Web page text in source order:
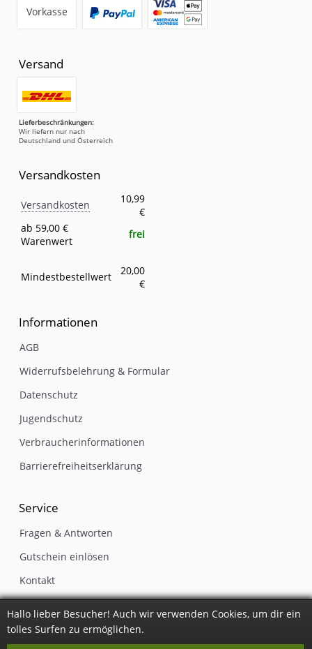
Vorkasse
Versand
Lieferbeschränkungen:
Wir liefern nur nach
Deutschland und Österreich
Versandkosten
Eigenschaft
Versandkosten
10,99
€
ab 59,00 €
Warenwert
frei
Mindestbestellwert
20,00
€
Informationen
AGB
Widerrufsbelehrung & Formular
Datenschutz
Jugendschutz
Verbraucherinformationen
Barrierefreiheitserklärung
Service
Fragen & Antworten
Gutschein einlösen
Kontakt
Newsletter
Impressum
Hallo lieber Besucher! Auch wir verwenden Cookies, um dir ein
tolles Surfen zu ermöglichen.